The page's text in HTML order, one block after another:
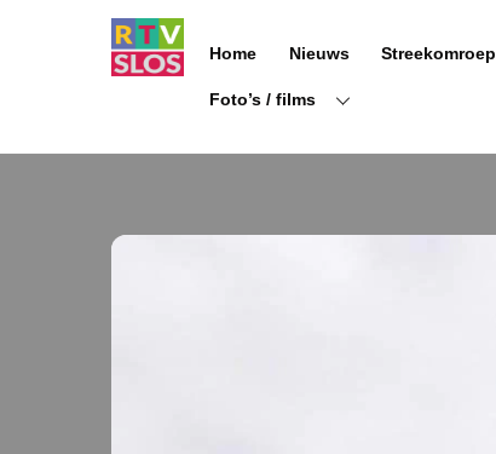
Home Nieuws Streekomroep
Foto’s / films